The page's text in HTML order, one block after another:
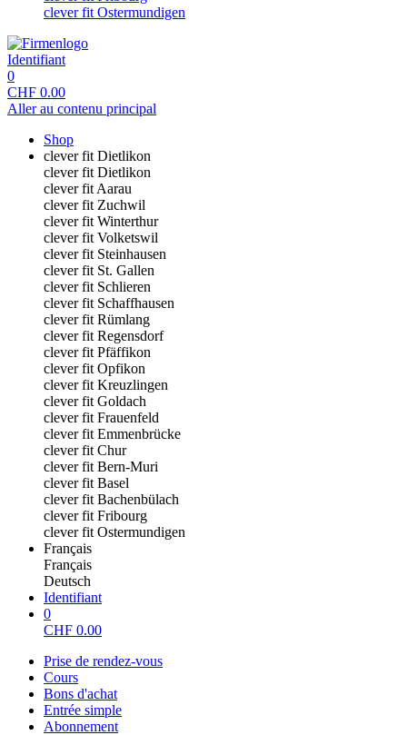
clever fit Ostermundigen
Identifiant
0
CHF 0.00
Aller au contenu principal
Shop
clever fit Dietlikon
clever fit Dietlikon
clever fit Aarau
clever fit Zuchwil
clever fit Winterthur
clever fit Volketswil
clever fit Steinhausen
clever fit St. Gallen
clever fit Schlieren
clever fit Schaffhausen
clever fit Rümlang
clever fit Regensdorf
clever fit Pfäffikon
clever fit Opfikon
clever fit Kreuzlingen
clever fit Goldach
clever fit Frauenfeld
clever fit Emmenbrücke
clever fit Chur
clever fit Bern-Muri
clever fit Basel
clever fit Bachenbülach
clever fit Fribourg
clever fit Ostermundigen
Français
Français
Deutsch
Identifiant
0
CHF 0.00
Prise de rendez-vous
Cours
Bons d'achat
Entrée simple
Abonnement